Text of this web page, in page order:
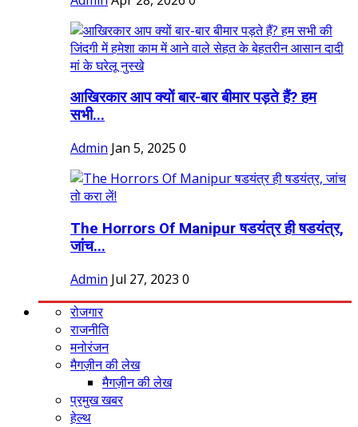
आखिरकार आप क्यों बार-बार बीमार पड़ते हैं? हम
सभी...
Admin Jan 5, 2025 0
The Horrors Of Manipur षडयंत्र ही षडयंत्र,
जांच...
Admin Jul 27, 2023 0
रोजगार
राजनीति
मनोरंजन
मैगज़ीन की लेख
मैगज़ीन की लेख
प्रमुख खबर
हेल्थ